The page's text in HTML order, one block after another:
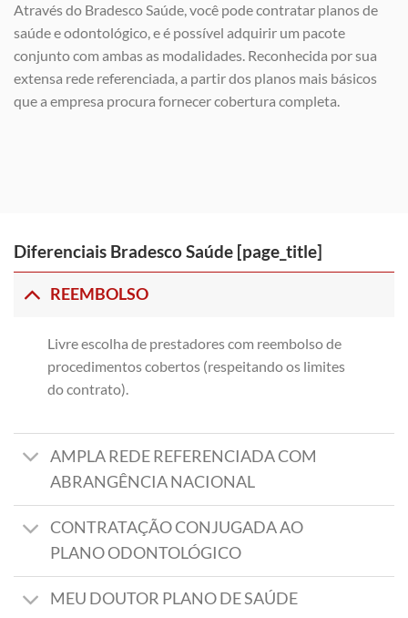
Através do Bradesco Saúde, você pode contratar planos de
saúde e odontológico, e é possível adquirir um pacote
conjunto com ambas as modalidades. Reconhecida por sua
extensa rede referenciada, a partir dos planos mais básicos
que a empresa procura fornecer cobertura completa.
Diferenciais Bradesco Saúde [page_title]
REEMBOLSO
Livre escolha de prestadores com reembolso de
procedimentos cobertos (respeitando os limites
do contrato).
AMPLA REDE REFERENCIADA COM
ABRANGÊNCIA NACIONAL
CONTRATAÇÃO CONJUGADA AO
PLANO ODONTOLÓGICO
MEU DOUTOR PLANO DE SAÚDE